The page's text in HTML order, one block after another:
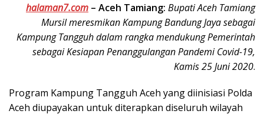
halaman7.com – Aceh Tamiang: Bupati Aceh Tamiang
Mursil meresmikan Kampung Bandung Jaya sebagai
Kampung Tangguh dalam rangka mendukung Pemerintah
sebagai Kesiapan Penanggulangan Pandemi Covid-19,
Kamis 25 Juni 2020.
Program Kampung Tangguh Aceh yang diinisiasi Polda
Aceh diupayakan untuk diterapkan diseluruh wilayah